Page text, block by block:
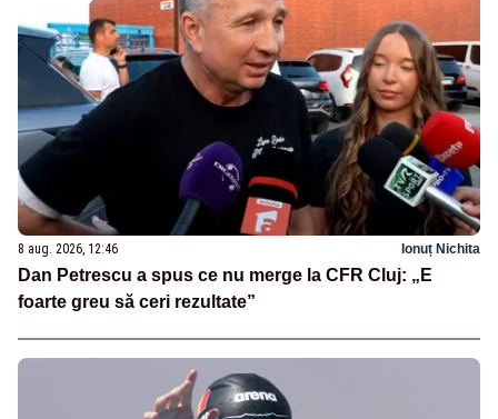
8 aug. 2026, 12:46 Ionuț Nichita
Dan Petrescu a spus ce nu merge la CFR Cluj: „E
foarte greu să ceri rezultate”